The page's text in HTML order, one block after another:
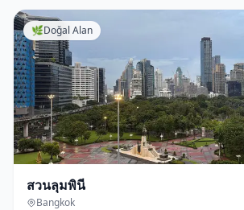
🌿Doğal Alan
สวนลุมพินี
Bangkok